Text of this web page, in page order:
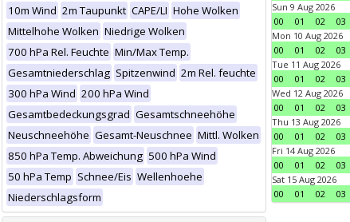
10m Wind 2m Taupunkt CAPE/LI Hohe Wolken
Mittelhohe Wolken Niedrige Wolken
700 hPa Rel. Feuchte Min/Max Temp.
Gesamtniederschlag Spitzenwind 2m Rel. feuchte
300 hPa Wind 200 hPa Wind
Gesamtbedeckungsgrad Gesamtschneehöhe
Neuschneehöhe Gesamt-Neuschnee Mittl. Wolken
850 hPa Temp. Abweichung 500 hPa Wind
50 hPa Temp Schnee/Eis Wellenhoehe
Niederschlagsform
Sun 9 Aug 2026
00
01 02 03
Mon 10 Aug 2026
00
01 02 03
Tue 11 Aug 2026
00
01 02 03
Wed 12 Aug 2026
00
01 02 03
Thu 13 Aug 2026
00
01 02 03
Fri 14 Aug 2026
00
01 02 03
Sat 15 Aug 2026
00
01 02 03